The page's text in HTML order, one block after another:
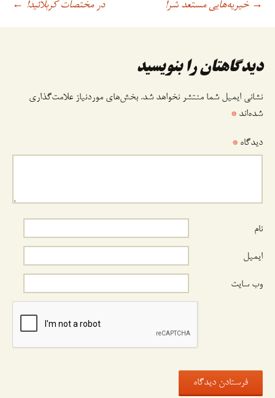
ناوبری
نوشته
→ خیریه‌هایی مستعد شرّ! در مختصات کربلائید! ←
دیدگاهتان را بنویسید
نشانی ایمیل شما منتشر نخواهد شد. بخش‌های موردنیاز علامت‌گذاری
شده‌اند *
دیدگاه *
نام
ایمیل
وب‌ سایت